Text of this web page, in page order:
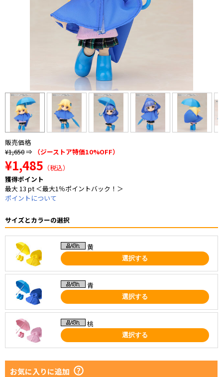
販売価格
¥1,650⇒ （ジーストア特価10%OFF）
¥1,485 （税込）
獲得ポイント
最大 13 pt ＜最大1％ポイントバック！＞
ポイントについて
サイズとカラーの選択
黄
選択する
青
選択する
桃
選択する
お気に入りに追加